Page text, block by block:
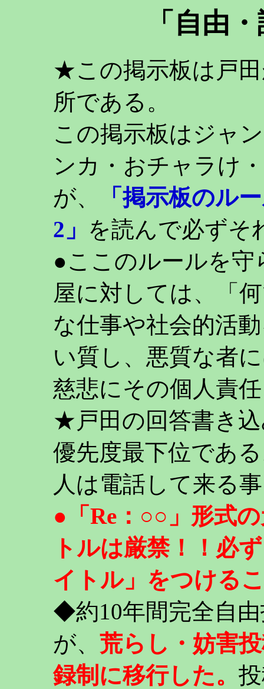
「自由
★この掲示板は戸
所である。
この掲示板はジャ
ンカ・おチャラけ
が、
「掲示板のル
2」 を読んで必ずそ
●ここのルールを守
屋に対しては、「
な仕事や社会的活
い質し、悪質な者
慈悲にその個人責
★戸田の回答書き
優先度最下位であ
人は電話して来る
●「Re：○○」形式
トルは厳禁！！必
イトル」をつける
◆約10年間完全自
が、 荒らし・妨害
録制に移行した。